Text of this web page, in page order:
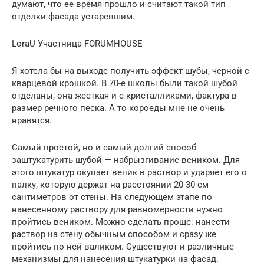
думают, что ее время прошло и считают такой тип
отделки фасада устаревшим.
LoraU Участница FORUMHOUSE
Я хотела бы на выходе получить эффект шубы, черной с
кварцевой крошкой. В 70-е школы были такой шубой
отделаны, она жесткая и с кристалликами, фактура в
размер речного песка. А то короеды мне не очень
нравятся.
Самый простой, но и самый долгий способ
заштукатурить шубой — набрызгивание веником. Для
этого штукатур окунает веник в раствор и ударяет его о
палку, которую держат на расстоянии 20-30 см
сантиметров от стены. На следующем этапе по
нанесенному раствору для равномерности нужно
пройтись веником. Можно сделать проще: нанести
раствор на стену обычным способом и сразу же
пройтись по ней валиком. Существуют и различные
механизмы для нанесения штукатурки на фасад.